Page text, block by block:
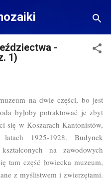
zawartości
-
1)
na dwie części, bo jest
byłoby potraktować je zbyt
się w Koszarach Kantonistów,
1925-1928. Budynek
na zawodowych
tam część łowiecka muzeum,
z myślistwem i zwierzętami.